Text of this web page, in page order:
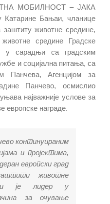
МОБИЛНОСТ – ЈАКА
Бањаи, чланицe
заштиту животне средине,
средине Градске
у сарадњи са градским
и социјална питања, са
Панчева, Агенцијом за
Панчево, осмислио
најважније услове за
европске награде.
континуираним
и пројектима,
европски град
животне
је лидер у
за очување